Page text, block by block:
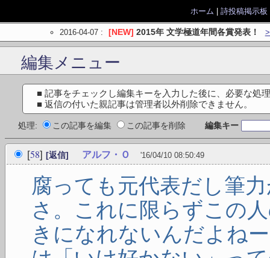
ホーム 詩投稿掲示板
2016-04-07: [NEW] 2015年 文学極道年間各賞発表！
編集メニュー
■ 記事をチェックし編集キーを入力した後に、必要な処
■ 返信の付いた親記事は管理者以外削除できません。
処理: この記事を編集 この記事を削除 編集キー
[58] [返信] アルフ・Ｏ '16/04/10 08:50:49
腐っても元代表だし筆
さ。これに限らずこの
きになれないんだよね